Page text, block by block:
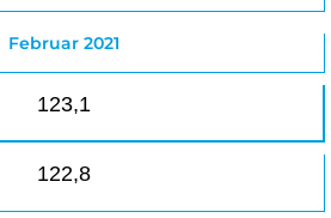
Februar 2021
123,1
122,8